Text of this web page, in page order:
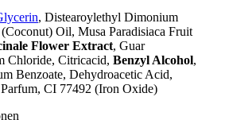
, Distearoylethyl Dimonium
Oil, Musa Paradisiaca Fruit
Flower Extract, Guar
Chloride, Citricacid, Benzyl Alcohol,
Benzoate, Dehydroacetic Acid,
CI 77492 (Iron Oxide)